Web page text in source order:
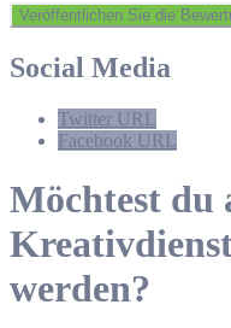
Social Media
Twitter URL
Facebook URL
Möchtest du
werden?